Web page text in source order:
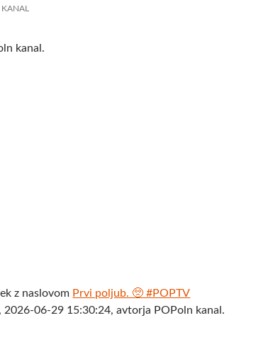
kanal.
z naslovom Prvi poljub. 🥺 #POPTV
2026-06-29 15:30:24, avtorja POPoln kanal.